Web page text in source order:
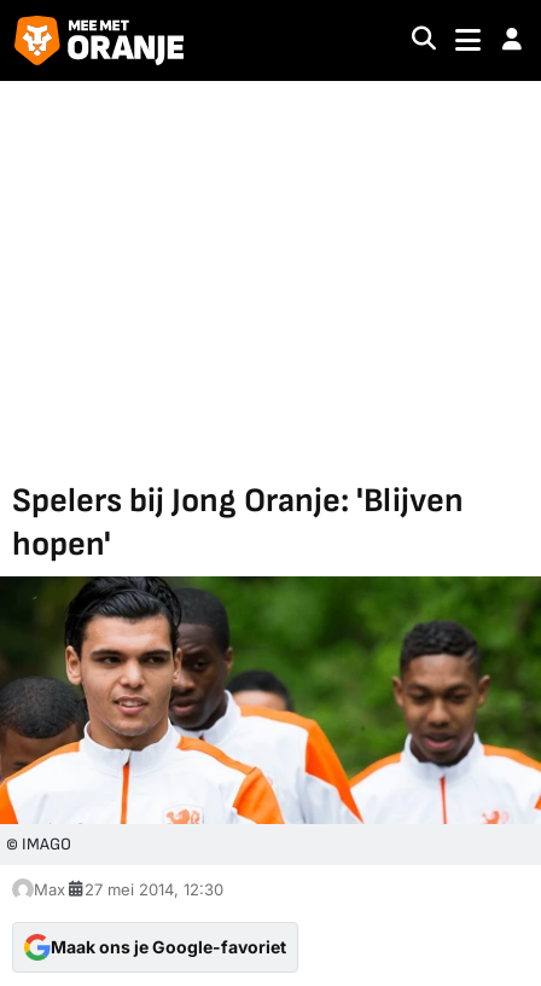
Spelers bij Jong Oranje: 'Blijven
hopen'
© IMAGO
Max 27 mei 2014, 12:30
Maak ons je Google-favoriet